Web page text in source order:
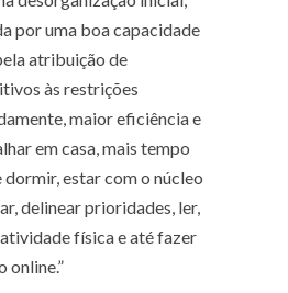
por uma boa capacidade
atribuição de
às restrições
maior eficiência e
em casa, mais tempo
dormir, estar com o núcleo
delinear prioridades, ler,
física e até fazer
online.”